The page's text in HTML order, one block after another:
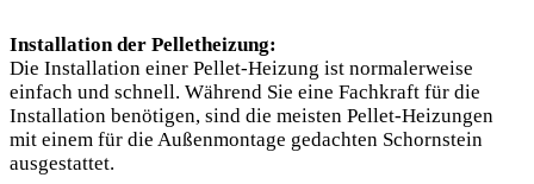
Installation der Pelletheizung:
Die Installation einer Pellet-Heizung ist normalerweise
einfach und schnell. Während Sie eine Fachkraft für die
Installation benötigen, sind die meisten Pellet-Heizungen
mit einem für die Außenmontage gedachten Schornstein
ausgestattet.